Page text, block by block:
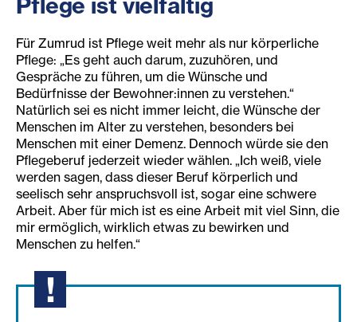
Für Zumrud ist Pflege weit mehr als nur körperliche
Pflege: „Es geht auch darum, zuzuhören, und
Gespräche zu führen, um die Wünsche und
Bedürfnisse der Bewohner:innen zu verstehen.“
Natürlich sei es nicht immer leicht, die Wünsche der
Menschen im Alter zu verstehen, besonders bei
Menschen mit einer Demenz. Dennoch würde sie den
Pflegeberuf jederzeit wieder wählen. „Ich weiß, viele
werden sagen, dass dieser Beruf körperlich und
seelisch sehr anspruchsvoll ist, sogar eine schwere
Arbeit. Aber für mich ist es eine Arbeit mit viel Sinn, die
mir ermöglich, wirklich etwas zu bewirken und
Menschen zu helfen.“